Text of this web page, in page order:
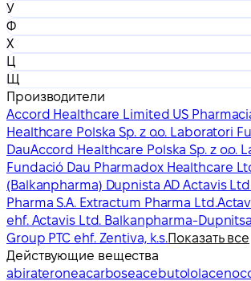
У
Ф
Х
Ц
Щ
Производители
Accord Healthcare Limited US
Healthcare Polska Sp. z o.o. Laboratori
DauAccord Healthcare Polska Sp. z o.o.
Fundació Dau Pharmadox Healthcare
(Balkanpharma) Dupnista AD Actavis
Pharma S.A. Extractum Pharma Ltd.
ehf. Actavis Ltd. Balkanpharma-
Group PTC ehf. Zentiva, k.s.Показать все
Действующие вещества
abirateroneacarboseacebutolol